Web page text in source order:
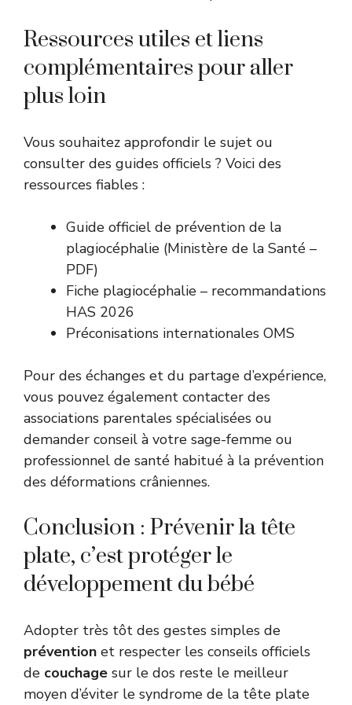
Ressources utiles et liens
complémentaires pour aller
plus loin
Vous souhaitez approfondir le sujet ou
consulter des guides officiels ? Voici des
ressources fiables :
Guide officiel de prévention de la
plagiocéphalie (Ministère de la Santé –
PDF)
Fiche plagiocéphalie – recommandations
HAS 2026
Préconisations internationales OMS
Pour des échanges et du partage d’expérience,
vous pouvez également contacter des
associations parentales spécialisées ou
demander conseil à votre sage-femme ou
professionnel de santé habitué à la prévention
des déformations crâniennes.
Conclusion : Prévenir la tête
plate, c’est protéger le
développement du bébé
Adopter très tôt des gestes simples de
prévention et respecter les conseils officiels
de couchage sur le dos reste le meilleur
moyen d’éviter le syndrome de la tête plate